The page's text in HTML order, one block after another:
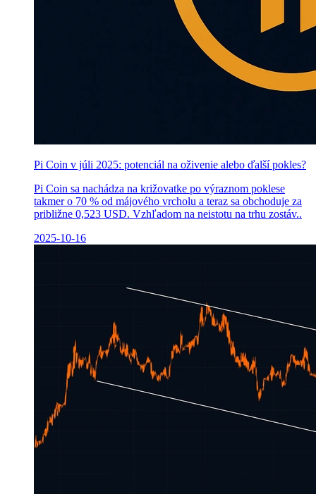
Pi Coin v júli 2025: potenciál na oživenie alebo ďalší pokles?
Pi Coin sa nachádza na križovatke po výraznom poklese
takmer o 70 % od májového vrcholu a teraz sa obchoduje za
približne 0,523 USD. Vzhľadom na neistotu na trhu zostáv..
2025-10-16